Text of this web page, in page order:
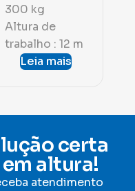
300 kg
Altura de
trabalho : 12 m
Leia mais
certa
altura!
atendimento